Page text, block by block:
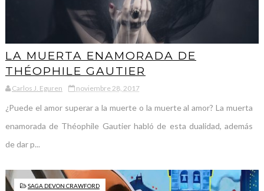
LA MUERTA ENAMORADA DE
THÉOPHILE GAUTIER
Carlos J. Eguren noviembre 28, 2017
¿Puede el amor superar a la muerte o la muerte al amor? La muerta
enamorada de Théophile Gautier habló de esta dualidad, además
de dar p...
SAGA DEVON CRAWFORD